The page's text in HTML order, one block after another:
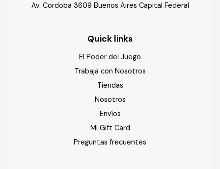
Av. Cordoba 3609 Buenos Aires Capital Federal
Quick links
El Poder del Juego
Trabaja con Nosotros
Tiendas
Nosotros
Envíos
Mi Gift Card
Preguntas frecuentes